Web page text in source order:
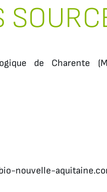
de Charente
nouvelle-